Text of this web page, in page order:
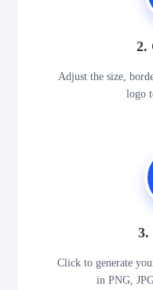
2.
Adjust the size,
logo
3.
Click to generate
in PNG,